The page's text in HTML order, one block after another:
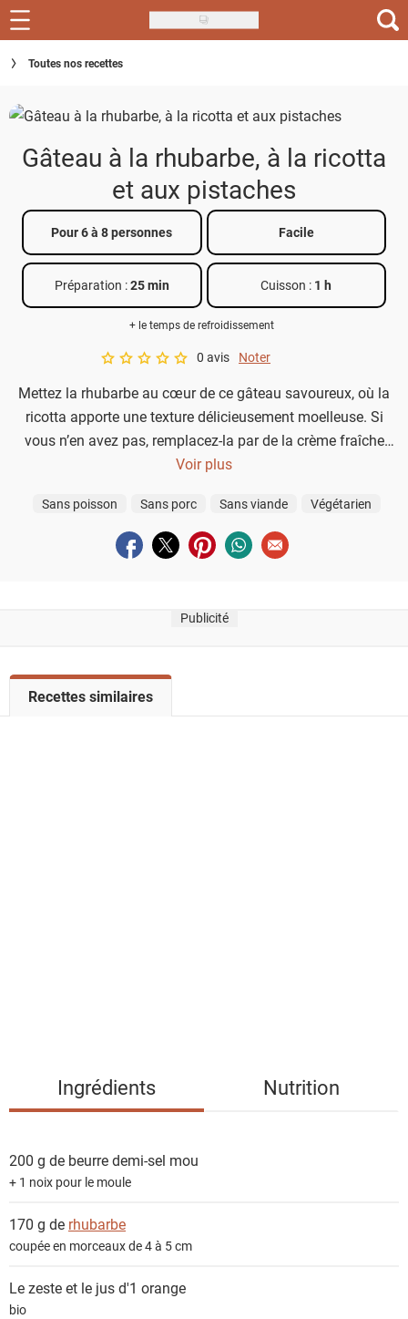
Skip
to
main
Recettes
Inspirations
Actus
Téléchargez l'app Saveurs Recettes
Index des recettes
Toutes nos recettes
Gâteau à la rhubarbe, à la ricotta
et aux pistaches
Pour 6 à 8 personnes Facile
Préparation :25 min Cuisson : 1 h
+ le temps de refroidissement
A star rating of 0 out of 5.
0 avis Noter
Mettez la rhubarbe au cœur de ce gâteau savoureux, où la
ricotta apporte une texture délicieusement moelleuse. Si
vous n’en avez pas, remplacez-la par de la crème fraîche
épaisse pour une alternative tout aussi gourmande.
Voir plus
Sans poisson Sans porc Sans viande Végétarien
Partager sur facebook
Partager sur twitter
Partager sur pinterest
Partager sur whatsapp
Envoyer à un ami
Publicité
o
i
e
n
t
Recettes similaires
Ingrédients Nutrition
200 g de beurre demi-sel mou
+ 1 noix pour le moule
170 g de rhubarbe
coupée en morceaux de 4 à 5 cm
Le zeste et le jus d'1 orange
bio